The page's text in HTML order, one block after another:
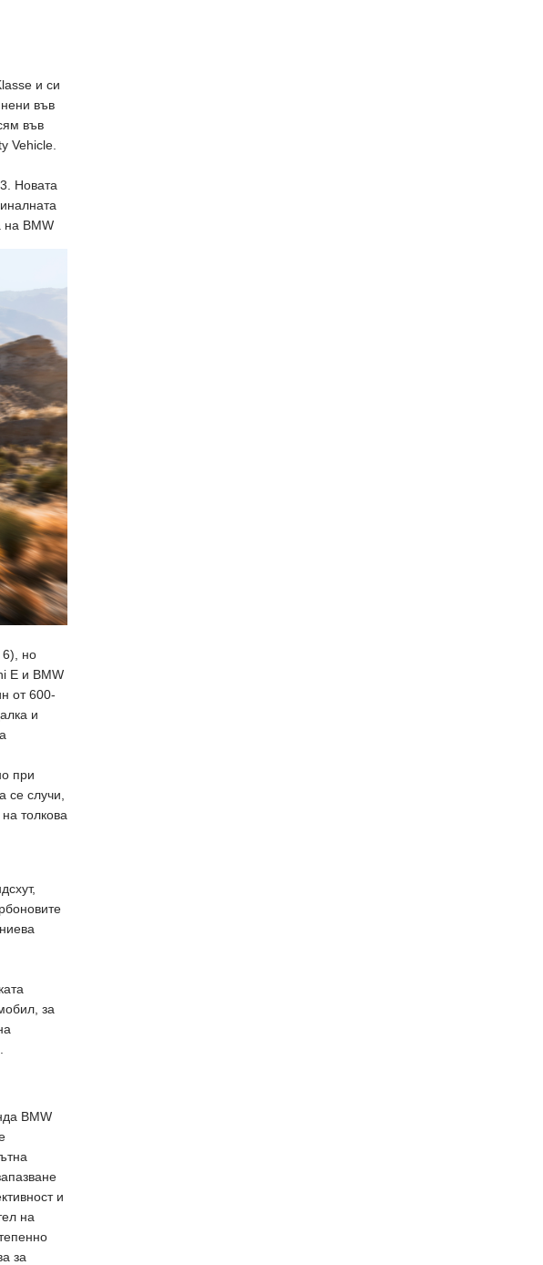
и си
във
във
Vehicle.
Новата
на BMW
6), но
E и BMW
от 600-
и
при
се случи,
толкова
за
BMW
и
на
за